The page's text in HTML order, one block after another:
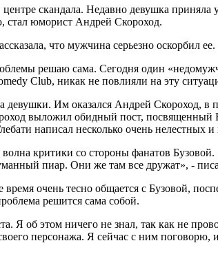
центре скандала. Недавно девушка
стал юморист Андрей Скороход.
что мужчина серьезно оскорбил
решаю сама. Сегодня один
Club, никак не повлияли на эту
Им оказался Андрей Скороход, в
выложил обидный пост,
написал несколько очень нелестных
критики со стороны фанатов
пиар. Они же там все дружат», -
очень тесно общается с Бузовой,
решится сама собой.
Я об этом ничего не знал, так как не
персонажа. Я сейчас с ним